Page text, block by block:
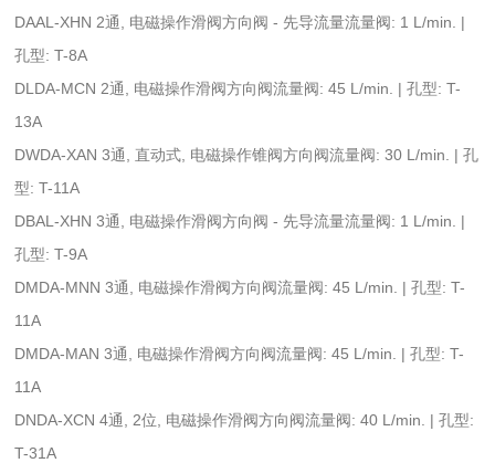
DAAL-XHN 2通, 电磁操作滑阀方向阀 - 先导流量流量阀: 1 L/min. |
孔型: T-8A
DLDA-MCN 2通, 电磁操作滑阀方向阀流量阀: 45 L/min. | 孔型: T-
13A
DWDA-XAN 3通, 直动式, 电磁操作锥阀方向阀流量阀: 30 L/min. | 孔
型: T-11A
DBAL-XHN 3通, 电磁操作滑阀方向阀 - 先导流量流量阀: 1 L/min. |
孔型: T-9A
DMDA-MNN 3通, 电磁操作滑阀方向阀流量阀: 45 L/min. | 孔型: T-
11A
DMDA-MAN 3通, 电磁操作滑阀方向阀流量阀: 45 L/min. | 孔型: T-
11A
DNDA-XCN 4通, 2位, 电磁操作滑阀方向阀流量阀: 40 L/min. | 孔型:
T-31A